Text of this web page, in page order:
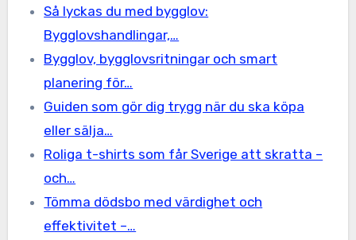
Så lyckas du med bygglov:
Bygglovshandlingar,…
Bygglov, bygglovsritningar och smart
planering för…
Guiden som gör dig trygg när du ska köpa
eller sälja…
Roliga t-shirts som får Sverige att skratta –
och…
Tömma dödsbo med värdighet och
effektivitet –…